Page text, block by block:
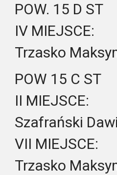
POW. 15 D ST
IV MIEJSCE:
Trzasko
POW 15 C ST
II MIEJSCE:
Szafrański
VII MIEJSCE:
Trzasko